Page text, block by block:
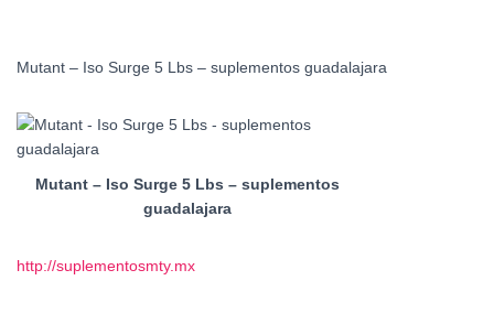
Mutant – Iso Surge 5 Lbs – suplementos guadalajara
Mutant – Iso Surge 5 Lbs – suplementos
guadalajara
http://suplementosmty.mx